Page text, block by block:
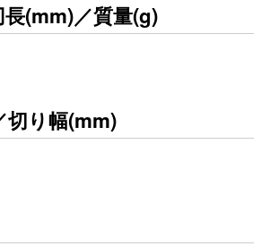
(mm)／質量(g)
切り幅(mm)